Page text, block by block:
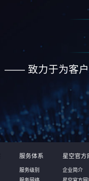
—— 致力于为客户
服务体系
服务级别
星空官方
企业简介